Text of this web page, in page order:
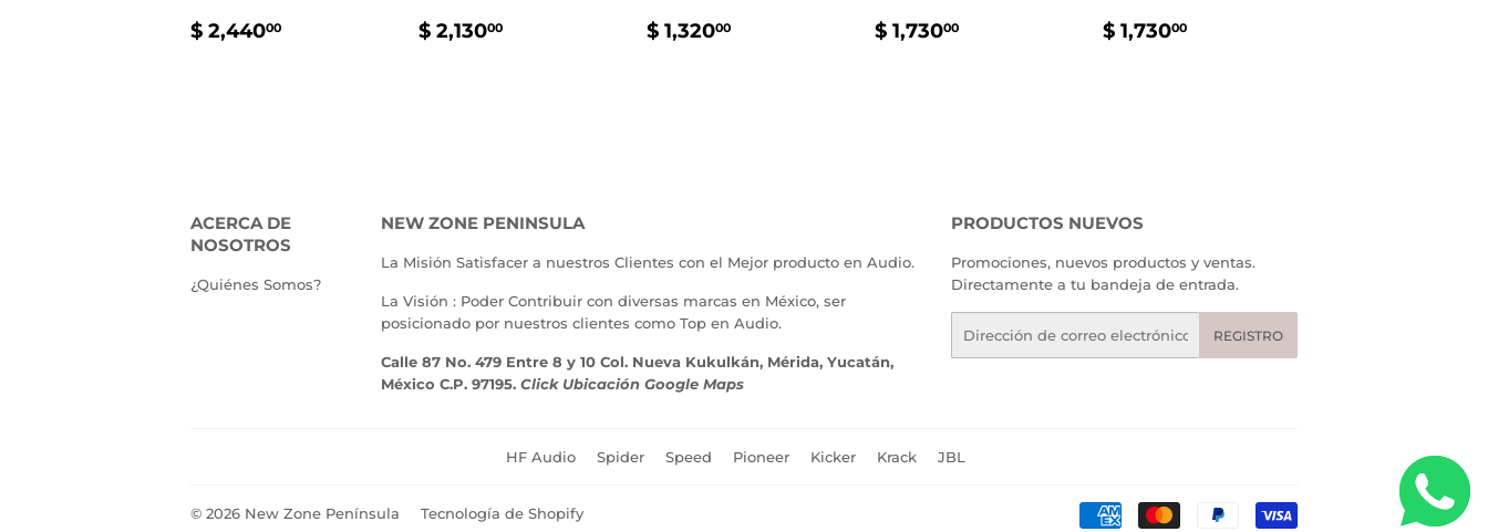
PRECIO
$ 2,44000 PRECIO
$ 2,13000 PRECIO
$ 1,32000 PRECIO
$ 1,73000 PRECIO
$ 1,73000
ACERCA DE
NOSOTROS
¿Quiénes Somos?
NEW ZONE PENINSULA
La Misión Satisfacer a nuestros Clientes con el Mejor producto en Audio.
La Visión : Poder Contribuir con diversas marcas en México, ser
posicionado por nuestros clientes como Top en Audio.
Calle 87 No. 479 Entre 8 y 10 Col. Nueva Kukulkán, Mérida, Yucatán,
México C.P. 97195. Click Ubicación Google Maps
PRODUCTOS NUEVOS
Promociones, nuevos productos y ventas.
Directamente a tu bandeja de entrada.
REGISTRO
HF Audio Spider Speed Pioneer Kicker Krack JBL
© 2026 New Zone Península Tecnología de Shopify